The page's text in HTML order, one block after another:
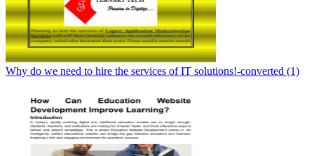
Why do we need to hire the services of IT solutions!-converted (1)